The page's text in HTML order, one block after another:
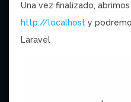
Una vez finalizado,
http://localhost y
Laravel